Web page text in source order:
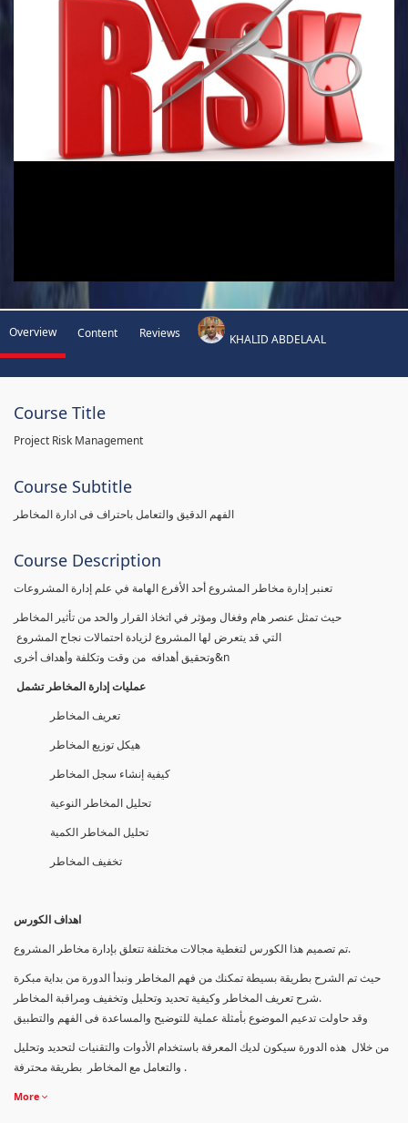
Overview Content Reviews KHALID ABDELAAL
Course Title
Project Risk Management
Course Subtitle
الفهم الدقيق والتعامل باحتراف فى ادارة المخاطر
Course Description
حيث تمثل عنصر هام وفغال ومؤثر في اتخاذ القرار والحد من تأثير المخاطر
وتحقيق أهدافه من وقت وتكلفة وأهداف أخرى&n
عمليات إدارة المخاطر تشمل
تعريف المخاطر
هيكل توزيع المخاطر
كيفية إنشاء سجل المخاطر
تحليل المخاطر النوعية
تحليل المخاطر الكمية
تخفيف المخاطر
اهداف الكورس
تم تصمیم ھذا الكورس لتغطیة مجالات مختلفة تتعلق بإدارة مخاطر المشروع.
حيث تم الشرح بطريقة بسيطة تمكنك من فهم المخاطر ونبدأ الدورة من بداية مبكرة
شرح تعريف المخاطر وكيفية تحديد وتحليل وتخفيف ومراقبة المخاطر.
وقد حاولت تدعيم الموضوع بأمثلة عملية للتوضيح والمساعدة فى الفهم والتطبيق
من خلال هذه الدورة سيكون لديك المعرفة باستخدام الأدوات والتقنيات لتحديد وتحليل
والتعامل مع المخاطر بطريقة محترفة .
More